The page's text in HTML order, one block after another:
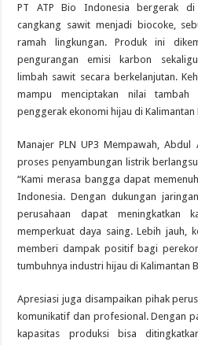
PT ATP Bio Indonesia bergerak
cangkang sawit menjadi biocoke,
ramah lingkungan. Produk ini
pengurangan emisi karbon
limbah sawit secara berkelanjutan.
mampu menciptakan nilai
penggerak ekonomi hijau di Kalimantan
Manajer PLN UP3 Mempawah, Abdul
proses penyambungan listrik
“Kami merasa bangga dapat
Indonesia. Dengan dukungan
perusahaan dapat meningkatkan
memperkuat daya saing. Lebih jauh,
memberi dampak positif bagi
tumbuhnya industri hijau di Kalimantan
Apresiasi juga disampaikan pihak
komunikatif dan profesional. Dengan
kapasitas produksi bisa